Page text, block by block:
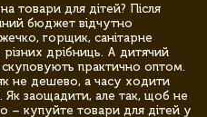
товари для дітей? Після
бюджет відчутно
горщик, санітарне
дрібниць. А дитячий
практично оптом.
не дешево, а часу ходити
Як заощадити, але так, щоб не
– купуйте товари для дітей у